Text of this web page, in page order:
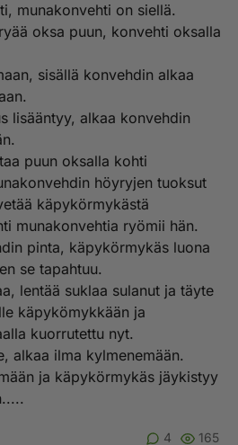
munakonvehti on siellä.
oksa puun, konvehti oksalla
sisällä konvehdin alkaa
lisääntyy, alkaa konvehdin
puun oksalla kohti
höyryjen tuoksut
käpykörmykästä
munakonvehtia ryömii hän.
pinta, käpykörmykäs luona
se tapahtuu.
lentää suklaa sulanut ja täyte
käpykömykkään ja
kuorrutettu nyt.
alkaa ilma kylmenemään.
ja käpykörmykäs jäykistyy
4 165